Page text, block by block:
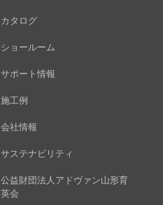
カタログ
ショールーム
サポート情報
施工例
会社情報
サステナビリティ
公益財団法人アドヴァン山形育
英会